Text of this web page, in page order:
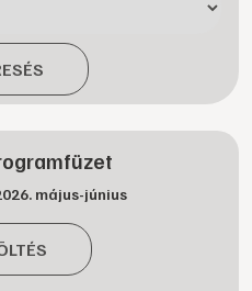
május-június